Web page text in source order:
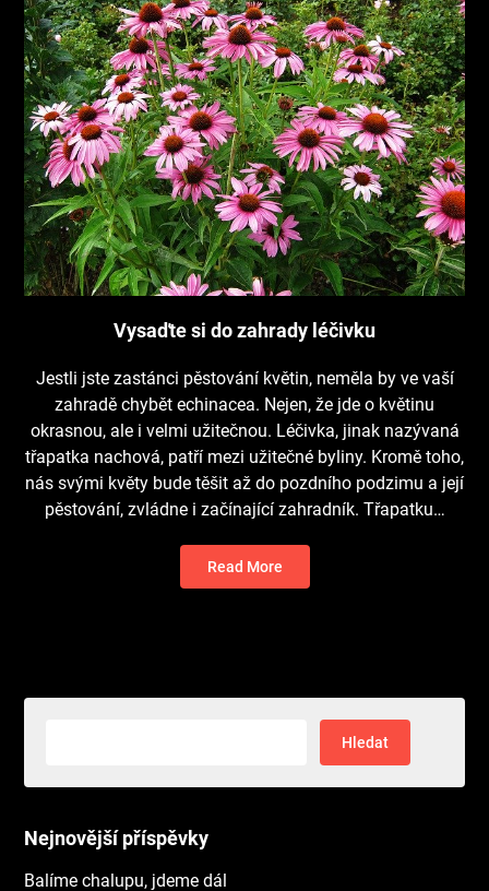
Vysaďte si do zahrady léčivku
Jestli jste zastánci pěstování květin, neměla by ve vaší
zahradě chybět echinacea. Nejen, že jde o květinu
okrasnou, ale i velmi užitečnou. Léčivka, jinak nazývaná
třapatka nachová, patří mezi užitečné byliny. Kromě toho,
nás svými květy bude těšit až do pozdního podzimu a její
pěstování, zvládne i začínající zahradník. Třapatku…
Read More
Nejnovější příspěvky
Balíme chalupu, jdeme dál